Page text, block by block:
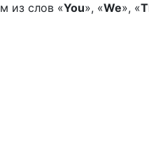
из слов «You», «We», «